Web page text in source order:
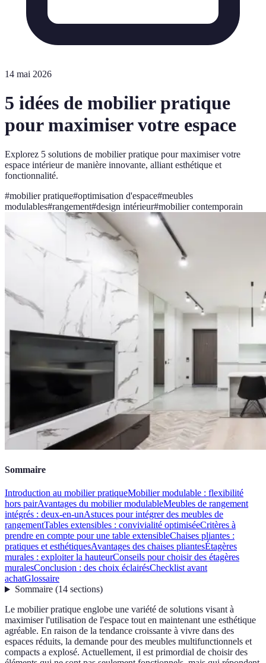
14 mai 2026
5 idées de mobilier pratique
pour maximiser votre espace
Explorez 5 solutions de mobilier pratique pour maximiser votre
espace intérieur de manière innovante, alliant esthétique et
fonctionnalité.
#mobilier pratique#optimisation d'espace#meubles
modulables#rangement#design intérieur#mobilier contemporain
Sommaire
Introduction au mobilier pratiqueMobilier modulable : flexibilité
hors pairAvantages du mobilier modulableMeubles de rangement
intégrés : deux-en-unAstuces pour intégrer des meubles de
rangementTables extensibles : convivialité optimiséeCritères à
prendre en compte pour une table extensibleChaises pliantes :
pratiques et esthétiquesAvantages des chaises pliantesÉtagères
murales : exploiter la hauteurConseils pour choisir des étagères
muralesConclusion : des choix éclairésChecklist avant
achatGlossaire
Sommaire(14 sections)
Le mobilier pratique englobe une variété de solutions visant à
maximiser l'utilisation de l'espace tout en maintenant une esthétique
agréable. En raison de la tendance croissante à vivre dans des
espaces réduits, la demande pour des meubles multifunctionnels et
compacts a explosé. Actuellement, il est primordial de choisir des